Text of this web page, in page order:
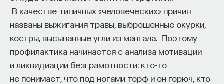
В качестве типичных «человеческих» причин
названы выжигания травы, выброшенные окурки,
костры, высыпанные угли из мангала. Поэтому
профилактика начинается с анализа мотивации
и ликвидиации безграмотности: кто-то
не понимает, что под ногами торф и он горюч, кто-
команда ПостНауки
НАУКА
237 публикаций